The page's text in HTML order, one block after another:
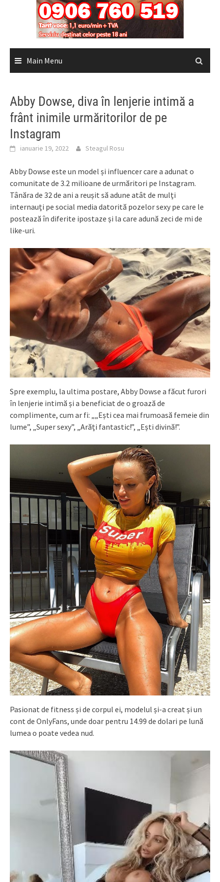
Main Menu
Abby Dowse, diva în lenjerie intimă a
frânt inimile urmăritorilor de pe
Instagram
ianuarie 19, 2022 Steagul Rosu
Abby Dowse este un model și influencer care a adunat o
comunitate de 3.2 milioane de urmăritori pe Instagram.
Tânăra de 32 de ani a reușit să adune atât de mulți
internauți pe social media datorită pozelor sexy pe care le
postează în diferite ipostaze și la care adună zeci de mi de
like-uri.
Spre exemplu, la ultima postare, Abby Dowse a făcut furori
în lenjerie intimă și a beneficiat de o groază de
complimente, cum ar fi: „„Ești cea mai frumoasă femeie din
lume”, „Super sexy”, „Arăți fantastic!”, „Ești divină!”.
Pasionat de fitness și de corpul ei, modelul și-a creat și un
cont de OnlyFans, unde doar pentru 14.99 de dolari pe lună
lumea o poate vedea nud.